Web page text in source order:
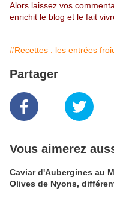
Alors laissez vos
enrichit le blog et le fait
#Recettes : les entrées
Partager
Vous aimerez
Caviar d'Aubergines au
Olives de Nyons,